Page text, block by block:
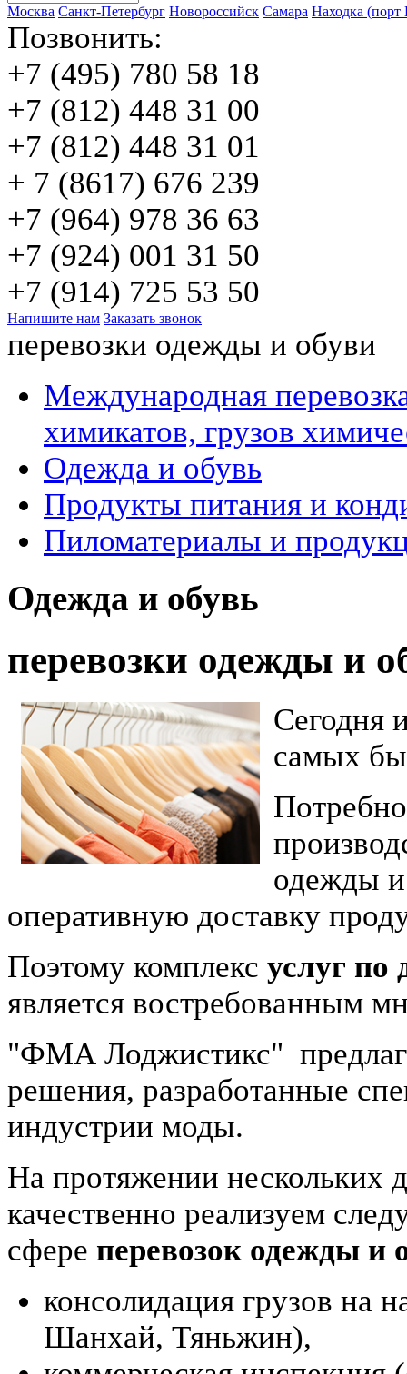
Москва Санкт-Петербург Новороссийск Cамара Находка
Позвонить:
+7 (495) 780 58 18
+7 (812) 448 31 00
+7 (812) 448 31 01
+ 7 (8617) 676 239
+7 (964) 978 36 63
+7 (924) 001 31 50
+7 (914) 725 53 50
Напишите нам Заказать звонок
перевозки одежды и обуви
Международная
химикатов, грузов
Одежда и обувь
Продукты питания и
Пиломатериалы и
Одежда и обувь
перевозки одежды и
Сегодня
самых
одежды
оперативную доставку
Поэтому комплекс услуг по
является востребованным
"ФМА Лоджистикс"
решения, разработанные
индустрии моды.
На протяжении нескольких
качественно реализуем
сфере перевозок одежды и
консолидация грузов на
Шанхай, Тяньжин),